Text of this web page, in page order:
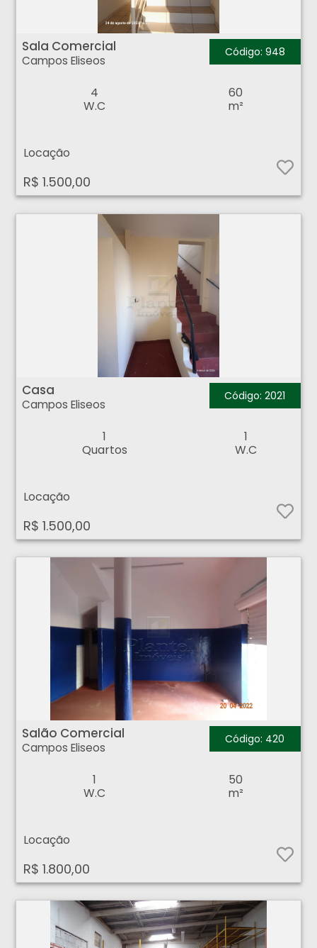
Sala Comercial - Campos Eliseos - Ribeirão Preto
Sala Comercial
Campos Eliseos
Código: 948
4
W.C
60
m²
Locação
R$ 1.500,00
Casa
Campos Eliseos
Código: 2021
1
Quartos
1
W.C
Locação
R$ 1.500,00
Salão Comercial - Campos Eliseos - Ribeirão Preto
Salão Comercial
Campos Eliseos
Código: 420
1
W.C
50
m²
Locação
R$ 1.800,00